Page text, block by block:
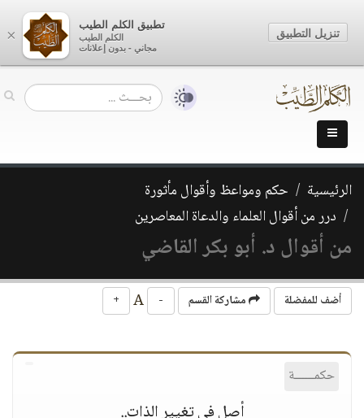
الرئيسية
حكم ومواعظ وأقوال مأثورة
درر من أقوال العلماء والدعاة المعاصرين
من أقوال د. أبو بكر القاضي
أضف للمفضلة مشاركة القسم -
+
حكمــــــة
×
تطبيق الكلم الطيب
الكلم الطيب
مجاني - بدون إعلانات
تنزيل التطبيق